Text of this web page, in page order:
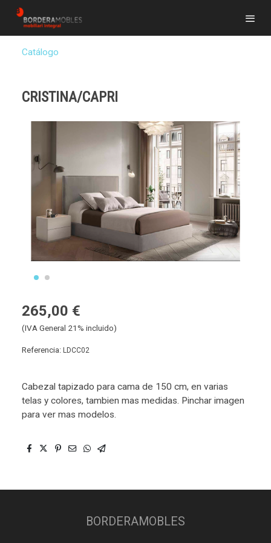
Catálogo
CRISTINA/CAPRI
265,00 €
(IVA General 21% incluido)
Referencia: LDCC02
Cabezal tapizado para cama de 150 cm, en varias
telas y colores, tambien mas medidas. Pinchar imagen
para ver mas modelos.
BORDERAMOBLES